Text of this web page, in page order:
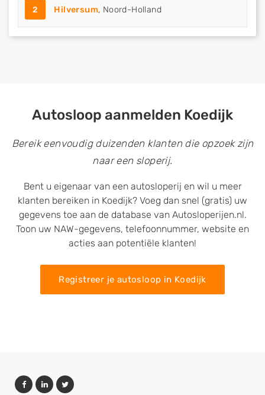
2 Hilversum, Noord-Holland
Autosloop aanmelden Koedijk
Bereik eenvoudig duizenden klanten die opzoek zijn
naar een sloperij.
Bent u eigenaar van een autosloperij en wil u meer
klanten bereiken in Koedijk? Voeg dan snel (gratis) uw
gegevens toe aan de database van Autosloperijen.nl.
Toon uw NAW-gegevens, telefoonnummer, website en
acties aan potentiële klanten!
Registreer je autosloop in Koedijk